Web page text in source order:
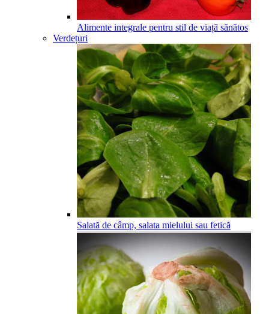
Alimente integrale pentru stil de viață sănătos
Verdețuri
Salată de câmp, salata mielului sau fetică